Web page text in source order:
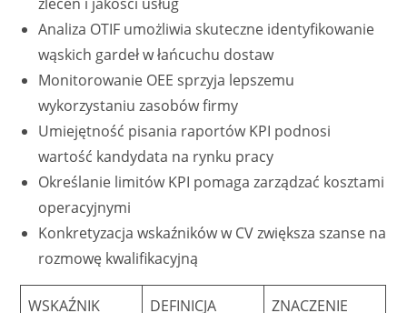
Analiza OTIF umożliwia skuteczne identyfikowanie
wąskich gardeł w łańcuchu dostaw
Monitorowanie OEE sprzyja lepszemu
wykorzystaniu zasobów firmy
Umiejętność pisania raportów KPI podnosi
wartość kandydata na rynku pracy
Określanie limitów KPI pomaga zarządzać kosztami
operacyjnymi
Konkretyzacja wskaźników w CV zwiększa szanse na
rozmowę kwalifikacyjną
WSKAŹNIK DEFINICJA ZNACZENIE